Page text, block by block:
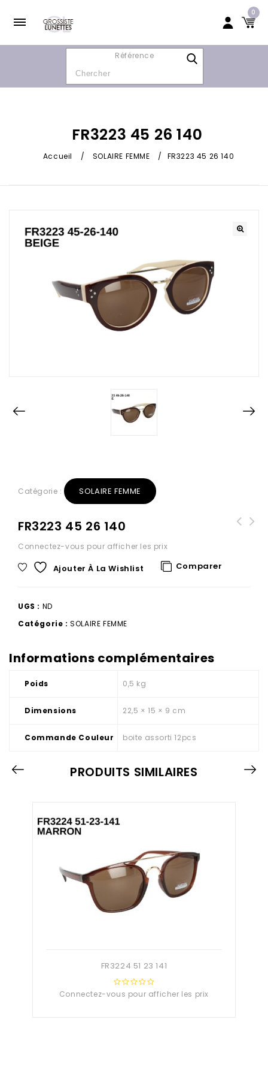
0
Référence
FR3223 45 26 140
Accueil / SOLAIRE FEMME / FR3223 45 26 140
Catégorie : SOLAIRE FEMME
FR3223 45 26 140
Connectez-vous pour afficher les prix
Ajouter À La Wishlist Comparer
UGS : ND
Catégorie :SOLAIRE FEMME
Informations complémentaires
Poids 0,5 kg
Dimensions 22,5 × 15 × 9 cm
Commande Couleur boite assorti 12pcs
PRODUITS SIMILAIRES
FR3224 51 23 141
0
Connectez-vous pour afficher les prix